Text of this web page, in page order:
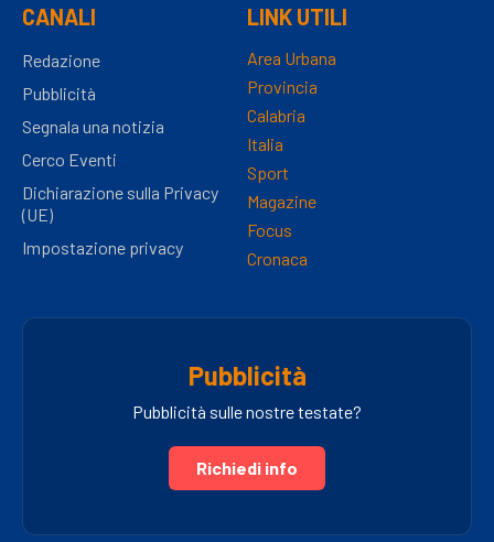
CANALI
Redazione
Pubblicità
Segnala una notizia
Cerco Eventi
Dichiarazione sulla Privacy
(UE)
Impostazione privacy
LINK UTILI
Area Urbana
Provincia
Calabria
Italia
Sport
Magazine
Focus
Cronaca
Pubblicità
Pubblicità sulle nostre testate?
Richiedi info